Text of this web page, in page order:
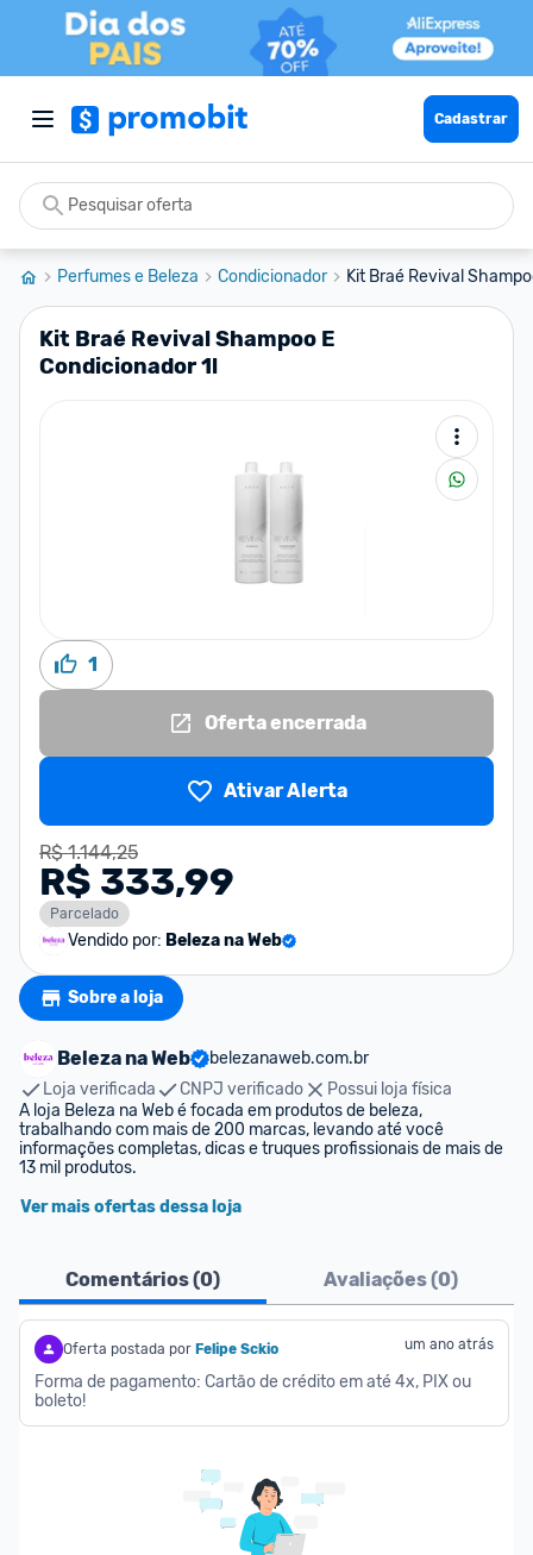
Cadastrar
Perfumes e Beleza Condicionador Kit Braé Revival
Kit Braé Revival Shampoo E
Condicionador 1l
1
Oferta encerrada
Ativar Alerta
R$ 1.144,25
R$ 333,99
Parcelado
Vendido por: Beleza na Web
Sobre a loja
Beleza na Web
belezanaweb.com.br
Loja verificada
CNPJ verificado
Possui loja física
A loja Beleza na Web é focada em produtos de beleza,
trabalhando com mais de 200 marcas, levando até você
informações completas, dicas e truques profissionais de mais de
13 mil produtos.
Ver mais ofertas dessa loja
Comentários (0) Avaliações (0)
Oferta postada por Felipe Sckio um ano atrás
Forma de pagamento: Cartão de crédito em até 4x, PIX ou
boleto!